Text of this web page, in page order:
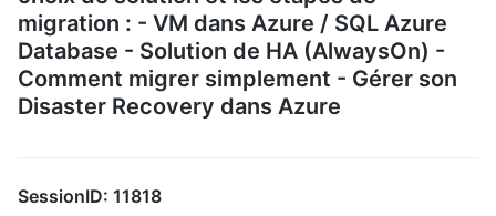
migration : - VM dans Azure / SQL Azure
Database - Solution de HA (AlwaysOn) -
Comment migrer simplement - Gérer son
Disaster Recovery dans Azure
SessionID: 11818